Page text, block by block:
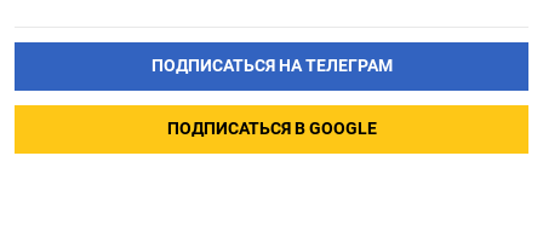
ПОДПИСАТЬСЯ НА ТЕЛЕГРАМ
ПОДПИСАТЬСЯ В GOOGLE